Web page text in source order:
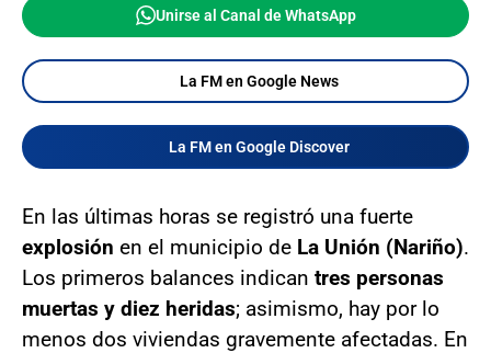
Unirse al Canal de WhatsApp
La FM en Google News
La FM en Google Discover
En las últimas horas se registró una fuerte
explosión en el municipio de La Unión (Nariño).
Los primeros balances indican tres personas
muertas y diez heridas; asimismo, hay por lo
menos dos viviendas gravemente afectadas. En